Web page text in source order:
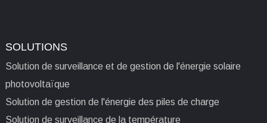
SOLUTIONS
Solution de surveillance et de gestion de l'énergie solaire
photovoltaïque
Solution de gestion de l'énergie des piles de charge
Solution de surveillance de la température